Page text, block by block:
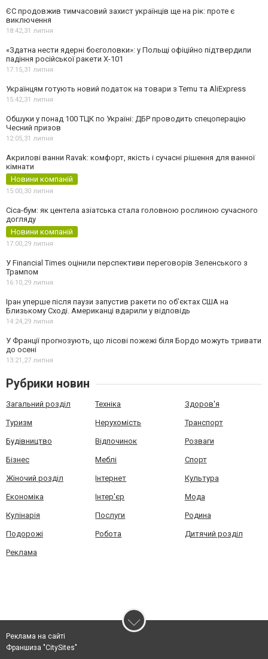
ЄС продовжив тимчасовий захист українців ще на рік: проте є
виключення
18:42,31 липня
«Здатна нести ядерні боєголовки»: у Польщі офіційно підтвердили
падіння російської ракети Х-101
17:15,31 липня
Українцям готують новий податок на товари з Temu та AliExpress
15:42,31 липня
Обшуки у понад 100 ТЦК по Україні: ДБР проводить спецоперацію
Чесний призов
12:05,31 липня
Акрилові ванни Ravak: комфорт, якість і сучасні рішення для ванної
кімнати
Новини компаній
15:00,30 липня
Cica-бум: як центела азіатська стала головною рослиною сучасного
догляду
Новини компаній
17:00,29 липня
У Financial Times оцінили перспективи переговорів Зеленського з
Трампом
16:10,29 липня
Іран уперше після паузи запустив ракети по обʼєктах США на
Близькому Сході. Американці вдарили у відповідь
14:24,29 липня
У Франції прогнозують, що лісові пожежі біля Бордо можуть тривати
до осені
13:21,27 липня
Рубрики новин
Загальний розділ Техніка Здоров'я
Туризм Нерухомість Транспорт
Будівництво Відпочинок Розваги
Бізнес Меблі Спорт
Жіночий розділ Інтернет Культура
Економіка Інтер'єр Мода
Кулінарія Послуги Родина
Подорожі Робота Дитячий розділ
Реклама
Реклама на сайті
Франшиза "CitySites"